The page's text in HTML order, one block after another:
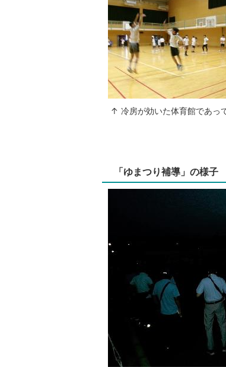
↑ 冷房が効いた体育館であっ
「ゆまつり補導」の様子